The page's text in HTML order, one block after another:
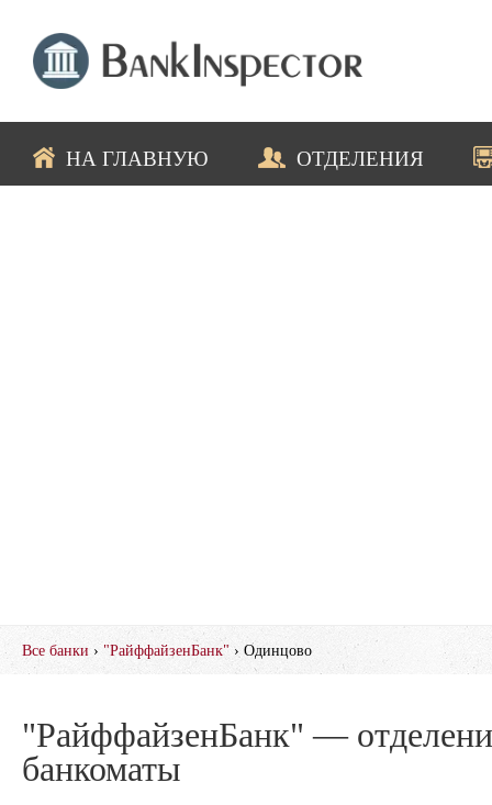
НА ГЛАВНУЮ ОТДЕЛЕНИЯ
Все банки › "РайффайзенБанк" › Одинцово
"РайффайзенБанк" —
банкоматы